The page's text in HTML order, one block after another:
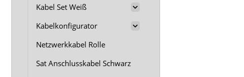
Kabel Set Weiß
Kabelkonfigurator
Netzwerkkabel Rolle
Sat Anschlusskabel Schwarz